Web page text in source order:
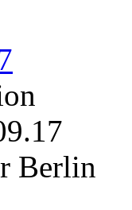
Berlin